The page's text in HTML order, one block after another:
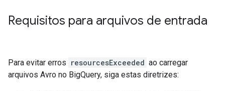
Requisitos para arquivos de entrada
Para evitar erros resourcesExceeded ao carregar
arquivos Avro no BigQuery, siga estas diretrizes: